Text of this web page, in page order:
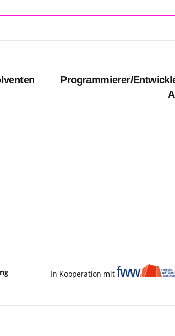
Programmierer/
In Kooperation mit